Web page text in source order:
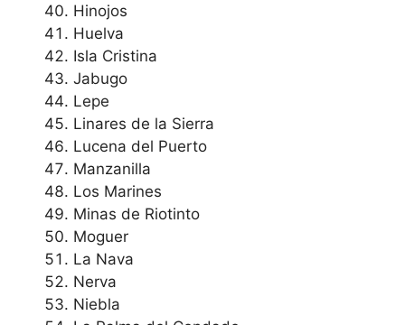
Hinojos
Huelva
Isla Cristina
Jabugo
Lepe
Linares de la Sierra
Lucena del Puerto
Manzanilla
Los Marines
Minas de Riotinto
Moguer
La Nava
Nerva
Niebla